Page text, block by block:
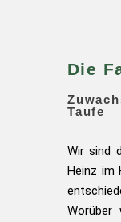
Die
Taufe
Wir sind
Heinz im